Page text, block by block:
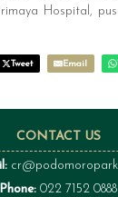
Hospital,
Tweet Email
CONTACT US
Phone: 022 7152 0888